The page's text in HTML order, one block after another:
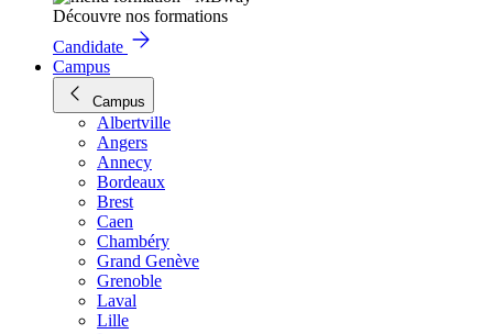
Découvre nos formations
Candidate
Campus
Campus
Albertville
Angers
Annecy
Bordeaux
Brest
Caen
Chambéry
Grand Genève
Grenoble
Laval
Lille